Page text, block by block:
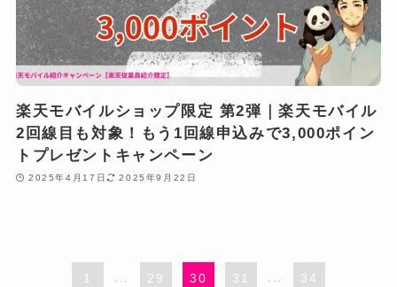
楽天モバイルショップ限定 第2弾｜楽天モバイル
2回線目も対象！もう1回線申込みで3,000ポイン
トプレゼントキャンペーン
2025年4月17日 2025年9月22日
1 ... 29 30 31 ... 34